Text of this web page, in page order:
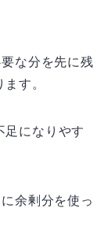
な分を先に残
す。
足になりやす
余剰分を使っ